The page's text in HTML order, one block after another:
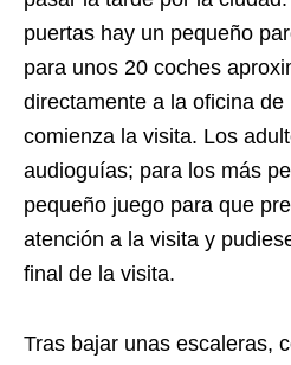
puertas hay un pequeño
para unos 20 coches
directamente a la oficina
comienza la visita. Los
audioguías; para los más
pequeño juego para que
atención a la visita y
final de la visita.
Tras bajar unas escaleras,